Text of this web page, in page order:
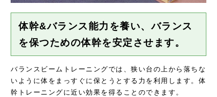
体幹&バランス能力を養い、バランス
を保つための体幹を安定させます。
バランスビームトレーニングでは、狭い台の上から落ちな
いように体をまっすぐに保とうとする力を利用します。体
幹トレーニングに近い効果を得ることのできます。